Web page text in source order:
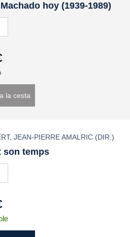
hoy (1939-1989)
la cesta
,JEAN-PIERRE AMALRIC (DIR.)
son temps